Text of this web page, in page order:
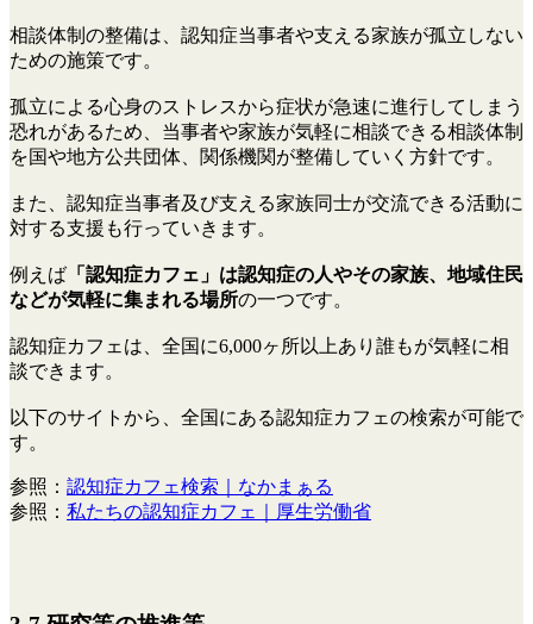
相談体制の整備は、認知症当事者や支える家族が孤立しない
ための施策です。
孤立による心身のストレスから症状が急速に進行してしまう
恐れがあるため、当事者や家族が気軽に相談できる相談体制
を国や地方公共団体、関係機関が整備していく方針です。
また、認知症当事者及び支える家族同士が交流できる活動に
対する支援も行っていきます。
例えば 「認知症カフェ」は認知症の人やその家族、地域住民
などが気軽に集まれる場所の一つです。
認知症カフェは、全国に6,000ヶ所以上あり誰もが気軽に相
談できます。
以下のサイトから、全国にある認知症カフェの検索が可能で
す。
参照： 認知症カフェ検索｜なかまぁる
参照： 私たちの認知症カフェ｜厚生労働省